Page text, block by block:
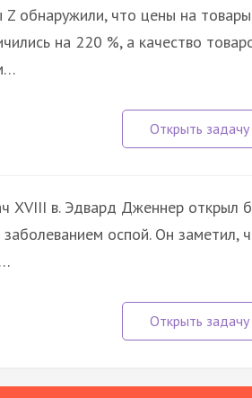
обнаружили, что цены на
на 220 %, а качество
ХVIII в. Эдвард Дженнер открыл
оспой. Он заметил,